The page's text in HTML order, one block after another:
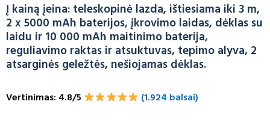
Į kainą įeina: teleskopinė lazda, ištiesiama iki 3 m,
2 x 5000 mAh baterijos, įkrovimo laidas, dėklas su
laidu ir 10 000 mAh maitinimo baterija,
reguliavimo raktas ir atsuktuvas, tepimo alyva, 2
atsarginės geležtės, nešiojamas dėklas.
Vertinimas: 4.8/5 (1.924 balsai)